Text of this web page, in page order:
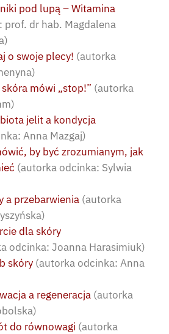
pod lupą – Witamina
prof. dr hab. Magdalena
o swoje plecy! (autorka
mówi „stop!” (autorka
jelit a kondycja
Anna Mazgaj)
by być zrozumianym, jak
(autorka odcinka: Sylwia
a przebarwienia (autorka
dla skóry
odcinka: Joanna Harasimiuk)
skóry (autorka odcinka: Anna
a regeneracja (autorka
do równowagi (autorka